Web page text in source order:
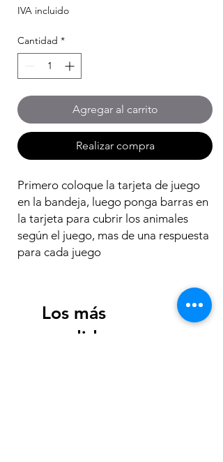
IVA incluido
Cantidad *
Agregar al carrito
Realizar compra
Primero coloque la tarjeta de juego
en la bandeja, luego ponga barras en
la tarjeta para cubrir los animales
según el juego, mas de una respuesta
para cada juego
Los más
vendidos